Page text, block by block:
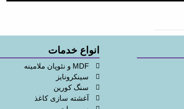
انواع خدمات
MDF و نئوپان ملامینه
سینکرونایز
سنگ کورین
آغشته سازی کاغذ